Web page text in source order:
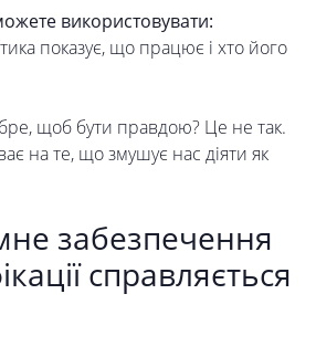
використовувати:
показує, що працює і хто його
щоб бути правдою? Це не так.
на те, що змушує нас діяти як
забезпечення
справляється